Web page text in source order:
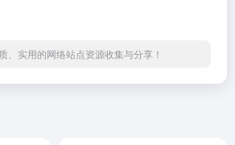
、实用的网络站点资源收集与分享！